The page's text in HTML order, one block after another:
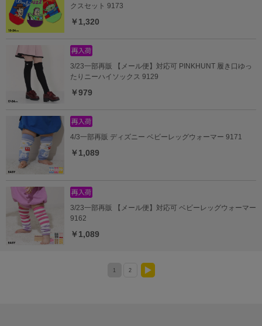
クスセット 9173
￥1,320
3/23一部再販 【メール便】対応可 PINKHUNT 履き口ゆっ
たりニーハイソックス 9129
￥979
4/3一部再販 ディズニー ベビーレッグウォーマー 9171
￥1,089
3/23一部再販 【メール便】対応可 ベビーレッグウォーマー
9162
￥1,089
1 2